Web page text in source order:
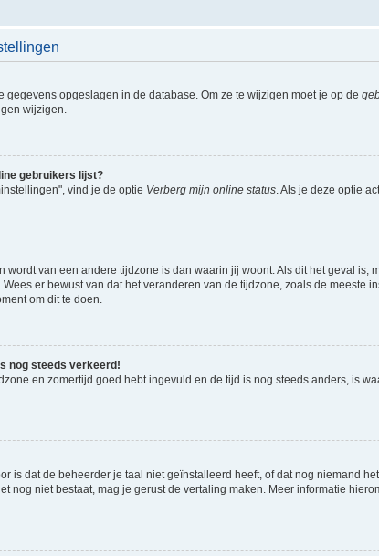
gegevens opgeslagen in de database. Om ze te wijzigen moet je op de
wijzigen.
gebruikers lijst?
vind je de optie Verberg mijn online status . Als je deze optie
wordt van een andere tijdzone is dan waarin jij woont. Als dit het geval
Wees er bewust van dat het veranderen van de tijdzone, zoals de
om dit te doen.
nog steeds verkeerd!
en zomertijd goed hebt ingevuld en de tijd is nog steeds anders, is
is dat de beheerder je taal niet geïnstalleerd heeft, of dat nog niemand
nog niet bestaat, mag je gerust de vertaling maken. Meer informatie